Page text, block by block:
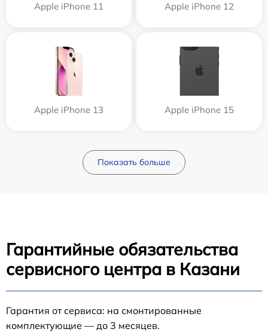
Apple iPhone 11 Apple iPhone 12
Apple iPhone 13 Apple iPhone 15
Показать больше
Гарантийные обязательства
сервисного центра в Казани
Гарантия от сервиса: на смонтированные
комплектующие — до 3 месяцев.